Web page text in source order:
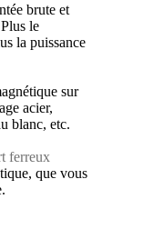
brute et
le
la puissance
sur
acier,
blanc, etc.
ferreux
que vous